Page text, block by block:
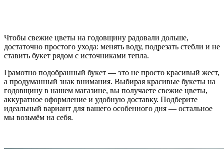
Чтобы свежие цветы на годовщину радовали дольше,
достаточно простого ухода: менять воду, подрезать стебли и не
ставить букет рядом с источниками тепла.
Грамотно подобранный букет — это не просто красивый жест,
а продуманный знак внимания. Выбирая красивые букеты на
годовщину в нашем магазине, вы получаете свежие цветы,
аккуратное оформление и удобную доставку. Подберите
идеальный вариант для вашего особенного дня — остальное
мы возьмём на себя.